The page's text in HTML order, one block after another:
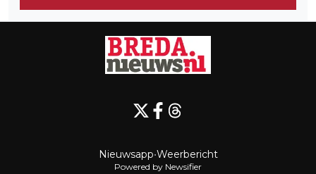
Nieuwsapp•Weerbericht
Powered by Newsifier